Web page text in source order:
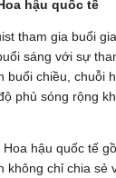
hậu quốc tế
tham gia buổi
sáng với sự
buổi chiều, chuỗi
phủ sóng rộng
hậu quốc tế
không chỉ chia sẻ